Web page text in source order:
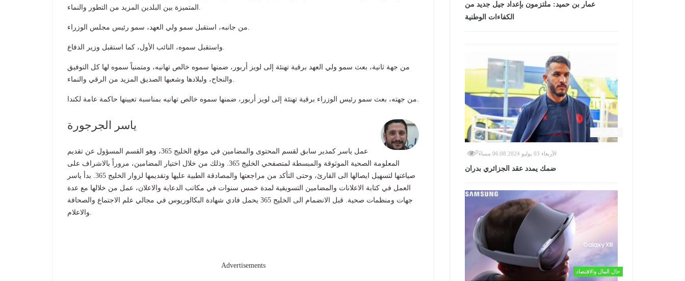
من جهة ثانية، بعث سمو ولي العهد برقية تهنئة إلى لويز أربور، ضمنها سموه خالص تهانيه، ومتمنياً سموه لها كل التوفيق
ياسر الجرجورة
عمل ياسر كمدير سابق لقسم المحتوى والمضامين في موقع الخليج 365، وهو القسم المسؤول عن تقديم
المعلومة الصحية الموثوقة والمبسطة لمتصفحي الخليج 365. وذلك من خلال اختيار المضامين، مروراً بالاشراف على
صياغتها لتسهيل ايصالها الى القارئ، وحتى التأكد من مراجعتها والمصادقة الطبية عليها وتقديمها لزوار الخليج 365. بدأ ياسر
العمل في كتابة الاعلانات والمضامين التسويقية لمدة خمس سنوات في مكاتب الدعاية والاعلان، عمل من خلالها مع عدة
جهات ومنظمات صحية. قبل الانضمام الى الخليج 365 يحمل فادي شهادة البكالوريوس في مجالي علم الاجتماع والصحافة
Advertisements
عمار بن حميد: ملتزمون بإعداد جيل جديد من
الكفاءات الوطنية
الأربعاء 03 يوليو 2024 06:08 مساءً 0
ضمك يمدد عقد الجزائري بدران
حال المال والاقتصاد